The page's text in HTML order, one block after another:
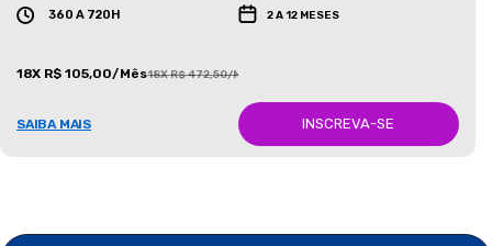
360 A 720H 2 A 12 MESES
18X R$ 105,00/Mês18X R$ 472,50/Mês
SAIBA MAIS INSCREVA-SE